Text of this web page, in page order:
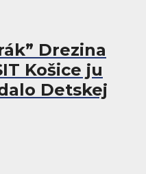
Drezina
Košice ju
Detskej